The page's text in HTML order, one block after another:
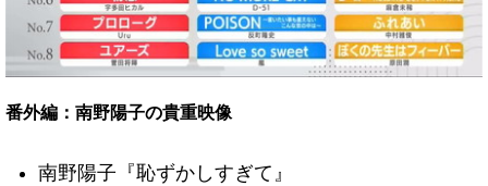
番外編：南野陽子の貴重映像
南野陽子『恥ずかしすぎて』